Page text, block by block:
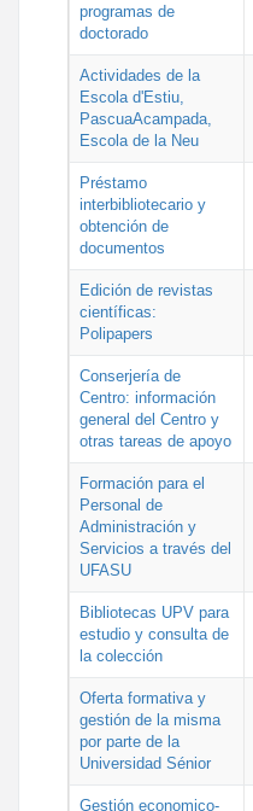
programas de
doctorado
Actividades de la
Escola d'Estiu,
PascuaAcampada,
Escola de la Neu
Préstamo
interbibliotecario y
obtención de
documentos
Edición de revistas
científicas:
Polipapers
Conserjería de
Centro: información
general del Centro y
otras tareas de apoyo
Formación para el
Personal de
Administración y
Servicios a través del
UFASU
Bibliotecas UPV para
estudio y consulta de
la colección
Oferta formativa y
gestión de la misma
por parte de la
Universidad Sénior
Gestión economico-